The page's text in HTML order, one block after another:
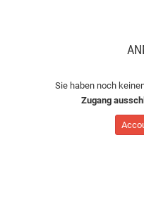
Sie haben noch
Zugang